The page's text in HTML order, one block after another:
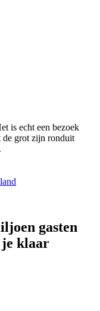
is echt een bezoek
de grot zijn ronduit
gasten
je klaar